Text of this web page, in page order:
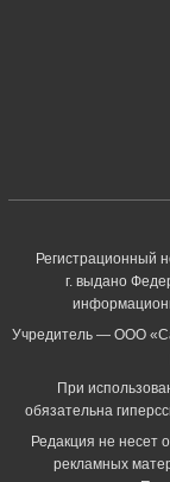
Регистрационный
г. выдано
Учредитель — ООО
При
обязательна
Редакция не несет
рекламных